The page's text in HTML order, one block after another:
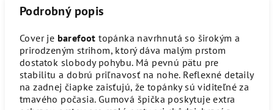
Podrobný popis
Cover je barefoot topánka navrhnutá so širokým a
prirodzeným strihom, ktorý dáva malým prstom
dostatok slobody pohybu. Má pevnú pätu pre
stabilitu a dobrú priľnavosť na nohe. Reflexné detaily
na zadnej čiapke zaisťujú, že topánky sú viditeľné za
tmavého počasia. Gumová špička poskytuje extra